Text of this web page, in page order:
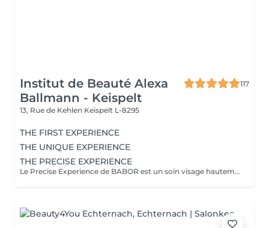
Institut de Beauté Alexa
Ballmann - Keispelt
117
13, Rue de Kehlen Keispelt L-8295
THE FIRST EXPERIENCE
THE UNIQUE EXPERIENCE
THE PRECISE EXPERIENCE
Le Precise Experience de BABOR est un soin visage hautement personnalisé et orienté résultats, inspiré de la cosmétique médicale. Il est conçu pour répondre de manière ciblée aux besoins spécifiques de chaque peau grâce à des actifs de haute performance. Le concept Après une analyse précise de la peau, le soin est adapté individuellement (hydratation, réparation, éclat, affinage, anti-âge, pureté). Les formules expertes de la gamme Doctor BABOR agissent exactement là où la peau en a besoin. Les bénéfices Amélioration visible de la qualité et de la structure de la peau Hydratation intense et durable Peau plus lisse, plus équilibrée et plus lumineuse Sensation immédiate de confort et de fraîcheur L'expérience Un soin visage sur mesure alliant précision, efficacité et relaxation, idéal pour celles et ceux qui recherchent des résultats visibles et durables.